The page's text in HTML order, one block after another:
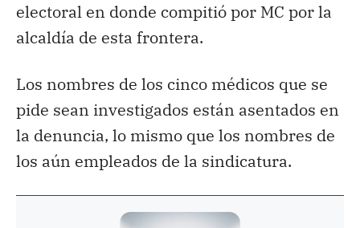
electoral en donde compitió por MC por la
alcaldía de esta frontera.
Los nombres de los cinco médicos que se
pide sean investigados están asentados en
la denuncia, lo mismo que los nombres de
los aún empleados de la sindicatura.